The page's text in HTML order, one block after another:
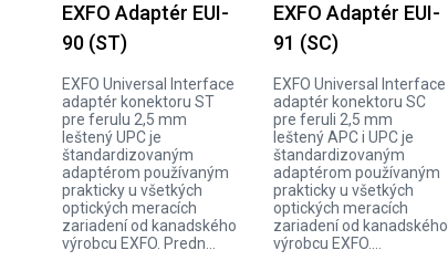
EXFO Adaptér EUI-
90 (ST)
EXFO Universal Interface
adaptér konektoru ST
pre ferulu 2,5 mm
leštený UPC je
štandardizovaným
adaptérom používaným
prakticky u všetkých
optických meracích
zariadení od kanadského
výrobcu EXFO. Predn...
EXFO Adaptér EUI-
91 (SC)
EXFO Universal Interface
adaptér konektoru SC
pre feruli 2,5 mm
leštený APC i UPC je
štandardizovaným
adaptérom používaným
prakticky u všetkých
optických meracích
zariadení od kanadského
výrobcu EXFO....